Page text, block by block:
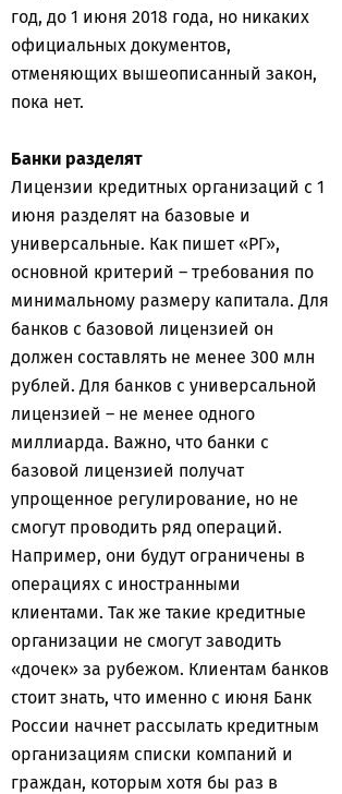
год, до 1 июня 2018 года, но никаких
официальных документов,
отменяющих вышеописанный закон,
пока нет.
Банки разделят
Лицензии кредитных организаций с 1
июня разделят на базовые и
универсальные. Как пишет «РГ»,
основной критерий – требования по
минимальному размеру капитала. Для
банков с базовой лицензией он
должен составлять не менее 300 млн
рублей. Для банков с универсальной
лицензией – не менее одного
миллиарда. Важно, что банки с
базовой лицензией получат
упрощенное регулирование, но не
смогут проводить ряд операций.
Например, они будут ограничены в
операциях с иностранными
клиентами. Так же такие кредитные
организации не смогут заводить
«дочек» за рубежом. Клиентам банков
стоит знать, что именно с июня Банк
России начнет рассылать кредитным
организациям списки компаний и
граждан, которым хотя бы раз в